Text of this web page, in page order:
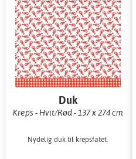
Duk
Kreps - Hvit/Rød - 137 x 274 cm
Nydelig duk til krepsfatet.